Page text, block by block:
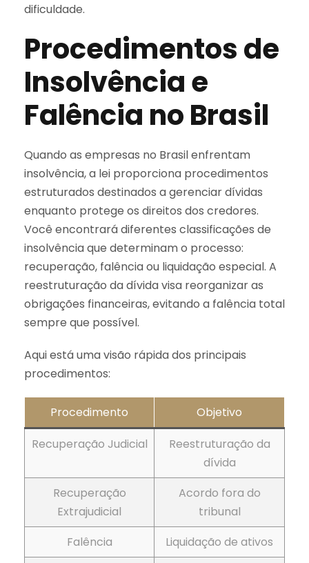
dificuldade.
Procedimentos de
Insolvência e
Falência no Brasil
Quando as empresas no Brasil enfrentam
insolvência, a lei proporciona procedimentos
estruturados destinados a gerenciar dívidas
enquanto protege os direitos dos credores.
Você encontrará diferentes classificações de
insolvência que determinam o processo:
recuperação, falência ou liquidação especial. A
reestruturação da dívida visa reorganizar as
obrigações financeiras, evitando a falência total
sempre que possível.
Aqui está uma visão rápida dos principais
procedimentos:
Procedimento
Objetivo
Recuperação Judicial
Reestruturação da
dívida
Recuperação
Extrajudicial
Acordo fora do
tribunal
Falência
Liquidação de ativos